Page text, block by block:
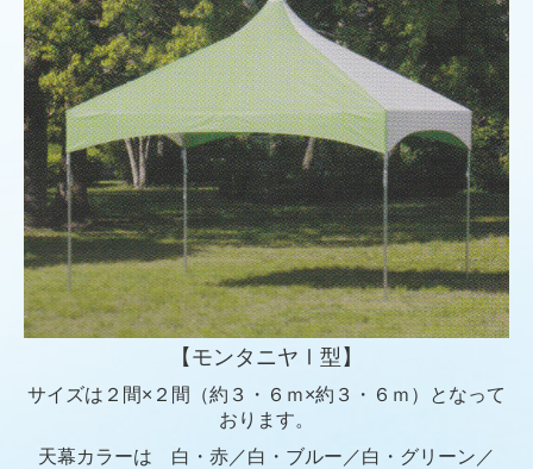
【モンタニヤⅠ型】
サイズは２間×２間（約３・６ｍ×約３・６ｍ）となって
おります。
天幕カラーは 白・赤／白・ブルー／白・グリーン／